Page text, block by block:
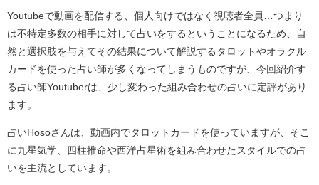
Youtubeで動画を配信する、個人向けではなく視聴者全員…つまり
は不特定多数の相手に対して占いをするということになるため、自
然と選択肢を与えてその結果について解説するタロットやオラクル
カードを使った占い師が多くなってしまうものですが、今回紹介す
る占い師Youtuberは、少し変わった組み合わせの占いに定評があり
ます。
占いHosoさんは、動画内でタロットカードを使っていますが、そこ
に九星気学、四柱推命や西洋占星術を組み合わせたスタイルでの占
いを主流としています。